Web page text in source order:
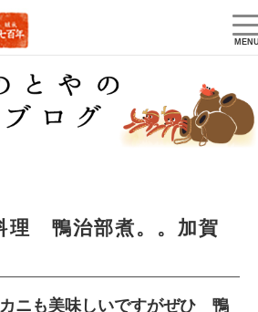
理 鴨治部煮。。加賀
ニも美味しいですがぜひ 鴨